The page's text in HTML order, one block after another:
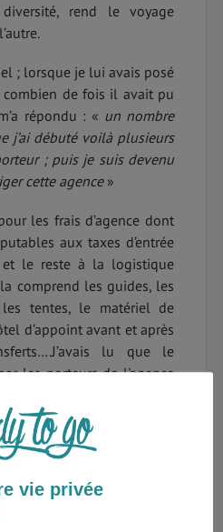
rend le voyage
; lorsque je lui avais posé
de fois il avait pu
répondu : « un nombre
j’ai débuté voilà plusieurs
; puis je suis devenu
cette agence»
les frais d’agence dont
aux taxes d’entrée
le reste à la logistique
comprend les guides, les
tentes, le matériel de
d’appoint avant et après
lu que le
les porteurs de l'agence
à plus de 4600 m.
mon carnet de voyage
SWAHILI en apprenant
indispensables. En
m’a toujours offert
; déjeuner chez
vie privée